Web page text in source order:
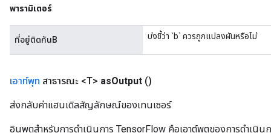
พารามิเตอร์
ที่อยู่ติดกันB บ่งชี้ว่า `b` ควรถูกแปลงผันหรือไม่
เอาท์พุท สาธารณะ <T> asOutput ()
ส่งกลับค่าแฮนเดิลสัญลักษณ์ของเทนเซอร์
อินพุตสำหรับการดำเนินการ TensorFlow คือเอาต์พุตของการดำเนิน